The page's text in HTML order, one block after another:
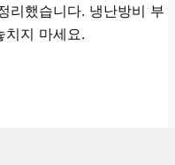
리했습니다. 냉난방비 부
치지 마세요.